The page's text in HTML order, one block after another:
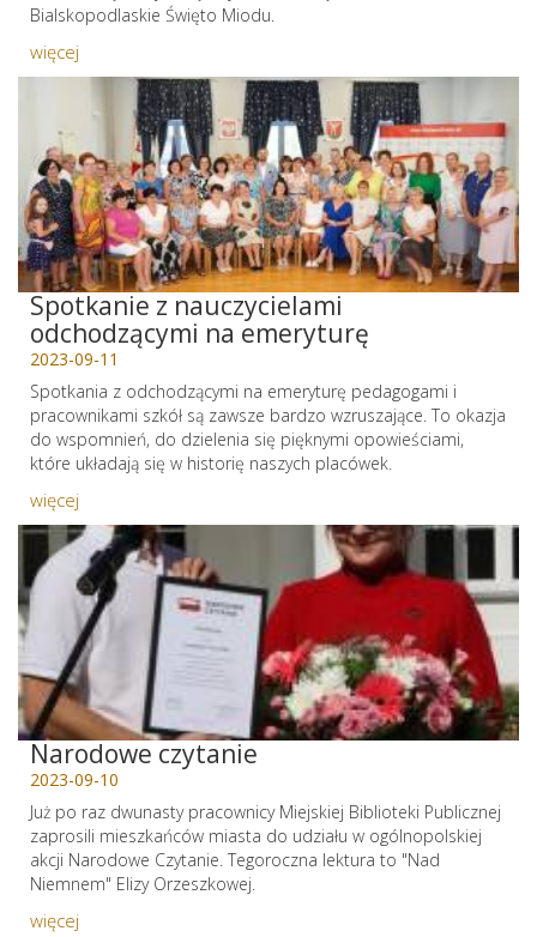
Bialskopodlaskie Święto Miodu.
więcej
Spotkanie z nauczycielami
odchodzącymi na emeryturę
2023-09-11
Spotkania z odchodzącymi na emeryturę pedagogami i
pracownikami szkół są zawsze bardzo wzruszające. To okazja
do wspomnień, do dzielenia się pięknymi opowieściami,
które układają się w historię naszych placówek.
więcej
Narodowe czytanie
2023-09-10
Już po raz dwunasty pracownicy Miejskiej Biblioteki Publicznej
zaprosili mieszkańców miasta do udziału w ogólnopolskiej
akcji Narodowe Czytanie. Tegoroczna lektura to "Nad
Niemnem" Elizy Orzeszkowej.
więcej